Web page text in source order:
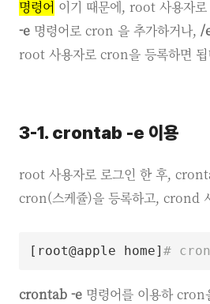
명령어 이기 때문에, root 사용자
-e 명령어로 cron 을 추가하거나, /
root 사용자로 cron을 등록하면 됩
3-1. crontab -e 이용
root 사용자로 로그인 한 후,
cron(스케쥴)을 등록하고, crond
[ root@apple home] #
crontab -e 명령어를 이용하 cron